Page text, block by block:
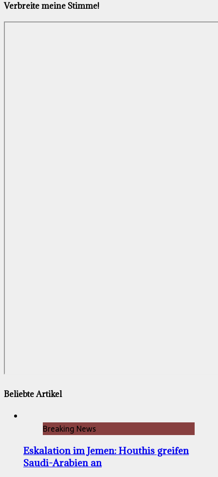
Verbreite meine Stimme!
Beliebte Artikel
Breaking News
Eskalation im Jemen: Houthis greifen
Saudi-Arabien an